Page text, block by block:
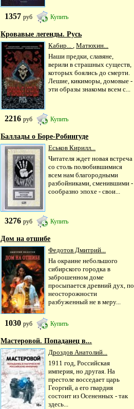
1357руб Купить
Кровавые легенды. Русь
Кабир...,Матюхин...
Наши предки, славяне,
верили в страшных существ,
которых боялись до смерти.
Лешие, кикиморы, домовые -
эти образы знакомы всем с...
2216руб Купить
Баллады о Боре-Робингуде
Еськов Кирилл...
Читателя ждет новая встреча
со столь полюбившимися
всем нам благородными
разбойниками, сменившими -
сообразно эпохе - свои...
3276руб Купить
Дом на отшибе
Федотов Дмитрий...
На окраине небольшого
сибирского городка в
заброшенном доме
просыпается древний дух, по
неосторожности
разбуженный не в меру...
1030руб Купить
Мастеровой. Попаданец в...
Дроздов Анатолий...
1911 год, Российская
империя, но другая. На
престоле восседает царь
Георгий, а его гвардия
состоит из Осененных - так
здесь...